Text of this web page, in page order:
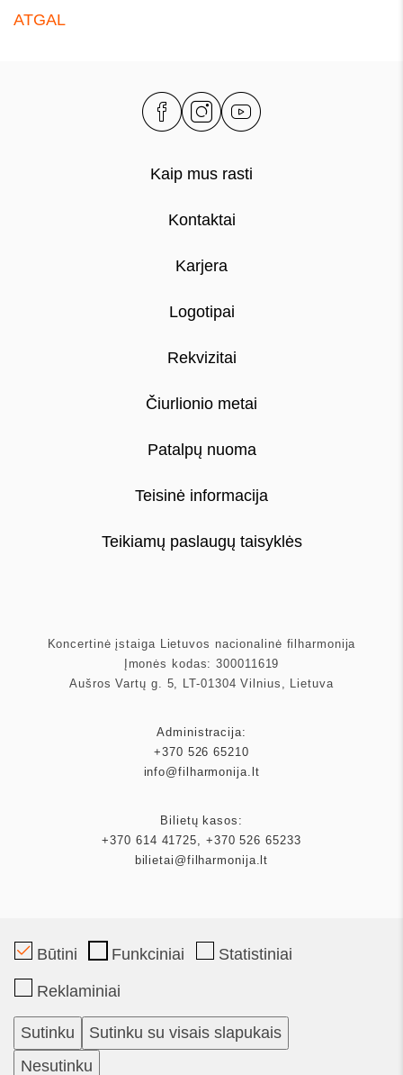
ATGAL
Kaip mus rasti
Kontaktai
Karjera
Logotipai
Rekvizitai
Čiurlionio metai
Patalpų nuoma
Teisinė informacija
Teikiamų paslaugų taisyklės
Koncertinė įstaiga Lietuvos nacionalinė filharmonija
Įmonės kodas: 300011619
Aušros Vartų g. 5, LT-01304 Vilnius, Lietuva
Administracija:
+370 526 65210
info@filharmonija.lt
Bilietų kasos:
+370 614 41725
+370 526 65233
bilietai@filharmonija.lt
Mecenatas
Partneriai
Būtini Funkciniai Statistiniai
Reklaminiai
Sutinku
Sutinku su visais slapukais
Nesutinku